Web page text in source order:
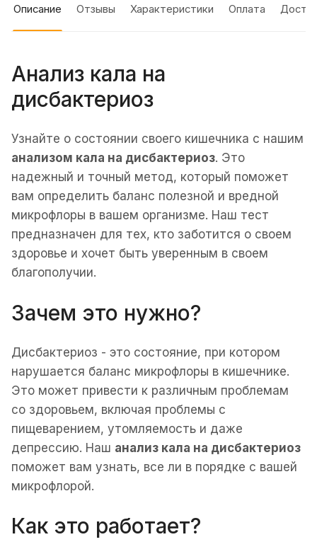
Описание Отзывы Характеристики Оплата
Анализ кала на
дисбактериоз
Узнайте о состоянии своего кишечника с нашим
анализом кала на дисбактериоз. Это
надежный и точный метод, который поможет
вам определить баланс полезной и вредной
микрофлоры в вашем организме. Наш тест
предназначен для тех, кто заботится о своем
здоровье и хочет быть уверенным в своем
благополучии.
Зачем это нужно?
Дисбактериоз - это состояние, при котором
нарушается баланс микрофлоры в кишечнике.
Это может привести к различным проблемам
со здоровьем, включая проблемы с
пищеварением, утомляемость и даже
депрессию. Наш анализ кала на дисбактериоз
поможет вам узнать, все ли в порядке с вашей
микрофлорой.
Как это работает?